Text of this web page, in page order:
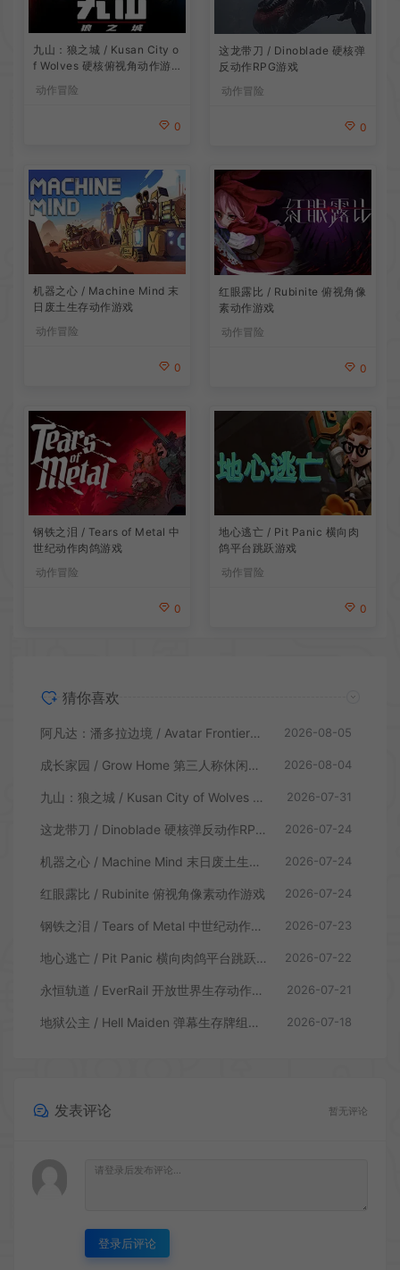
九山：狼之城 / Kusan City o
f Wolves 硬核俯视角动作游
动作冒险
0
这龙带刀 / Dinoblade 硬核弹
反动作RPG游戏
动作冒险
0
机器之心 / Machine Mind 末
日废土生存动作游戏
动作冒险
0
红眼露比 / Rubinite 俯视角像
素动作游戏
动作冒险
0
钢铁之泪 / Tears of Metal 中
世纪动作肉鸽游戏
动作冒险
0
地心逃亡 / Pit Panic 横向肉
鸽平台跳跃游戏
动作冒险
0
猜你喜欢
阿凡达：潘多拉边境 / Avatar Frontiers of Pandora 开放世界冒险游戏 2026-08-05
成长家园 / Grow Home 第三人称休闲动作游戏 2026-08-04
九山：狼之城 / Kusan City of Wolves 硬核俯视角动作游戏 2026-07-31
这龙带刀 / Dinoblade 硬核弹反动作RPG游戏 2026-07-24
机器之心 / Machine Mind 末日废土生存动作游戏 2026-07-24
红眼露比 / Rubinite 俯视角像素动作游戏 2026-07-24
钢铁之泪 / Tears of Metal 中世纪动作肉鸽游戏 2026-07-23
地心逃亡 / Pit Panic 横向肉鸽平台跳跃游戏 2026-07-22
永恒轨道 / EverRail 开放世界生存动作游戏 2026-07-21
地狱公主 / Hell Maiden 弹幕生存牌组动作游戏 2026-07-18
发表评论 暂无评论
登录后评论